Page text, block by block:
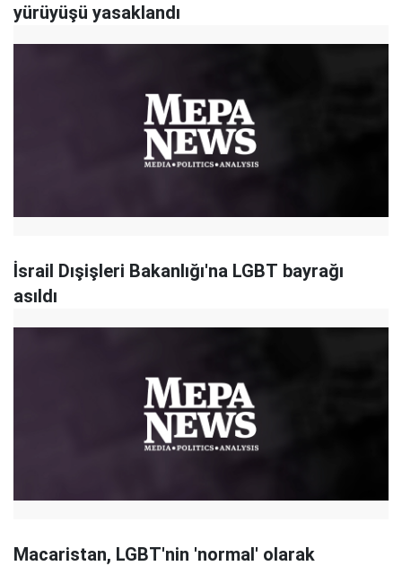
yürüyüşü yasaklandı
İsrail Dışişleri Bakanlığı'na LGBT bayrağı
asıldı
Macaristan, LGBT'nin 'normal' olarak